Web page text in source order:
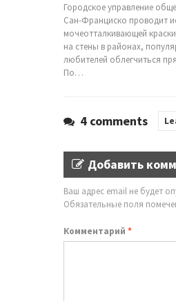
Городское управление
Сан-Франциско проводит
мочеотталкивающей
на стены в районах,
любителей облегчиться
По…
4 comments
Добавить
Ваш адрес email не будет
Обязательные поля
Комментарий *